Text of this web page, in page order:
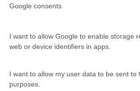
Google consents
I want to allow Google to enable storage
web or device identifiers in apps.
I want to allow my user data to be sent to
purposes.